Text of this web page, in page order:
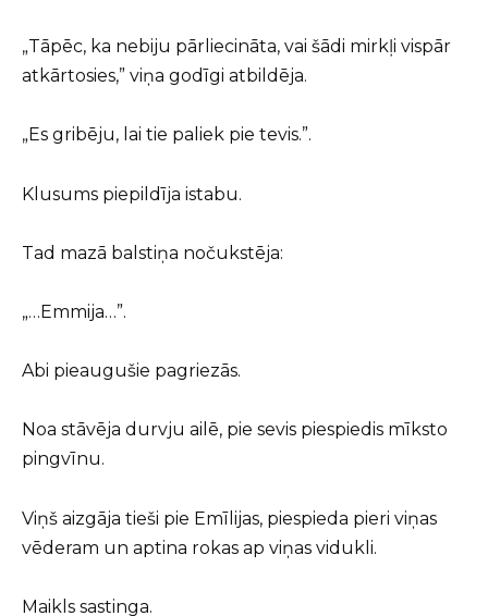
„Tāpēc, ka nebiju pārliecināta, vai šādi mirkļi vispār
atkārtosies,” viņa godīgi atbildēja.
„Es gribēju, lai tie paliek pie tevis.”.
Klusums piepildīja istabu.
Tad mazā balstiņa nočukstēja:
„…Emmija…”.
Abi pieaugušie pagriezās.
Noa stāvēja durvju ailē, pie sevis piespiedis mīksto
pingvīnu.
Viņš aizgāja tieši pie Emīlijas, piespieda pieri viņas
vēderam un aptina rokas ap viņas vidukli.
Maikls sastinga.